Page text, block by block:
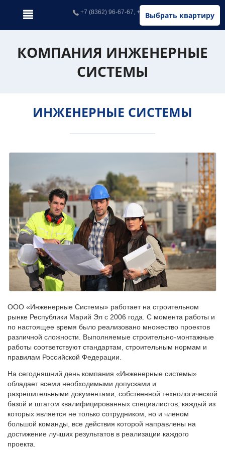
Выбрать квартиру
+7 (8362) 96-67-67, +7 (902) 326-67-67
КОМПАНИЯ ИНЖЕНЕРНЫЕ
СИСТЕМЫ
ИНЖЕНЕРНЫЕ СИСТЕМЫ
ООО «Инженерные Системы» работает на строительном
рынке Республики Марий Эл с 2006 года. С момента работы и
по настоящее время было реализовано множество проектов
различной сложности. Выполняемые строительно-монтажные
работы соответствуют стандартам, строительным нормам и
правилам Российской Федерации.
На сегодняшний день компания «Инженерные системы»
обладает всеми необходимыми допусками и
разрешительными документами, собственной технологической
базой и штатом квалифицированных специалистов, каждый из
которых является не только сотрудником, но и членом
большой команды, все действия которой направлены на
достижение лучших результатов в реализации каждого
проекта.